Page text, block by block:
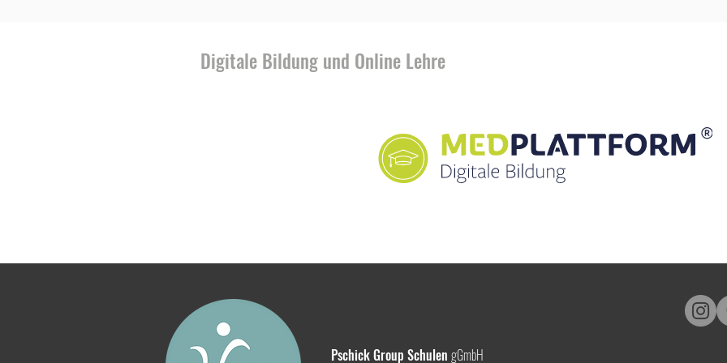
Digitale Bildung und Online Lehre
Impressum
Pschick Group Schulen gGmbH